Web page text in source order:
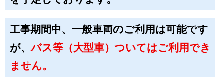
工事期間中、一般車両のご利用は可能です
が、バス等（大型車）ついてはご利用でき
ません。